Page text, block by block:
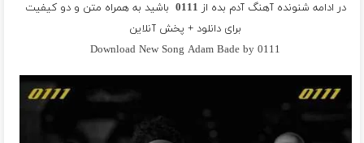
در ادامه شنونده آهنگ آدم بده از 0111 باشید به همراه متن و دو کیفیت
برای دانلود + پخش آنلاین
Download New Song Adam Bade by 0111